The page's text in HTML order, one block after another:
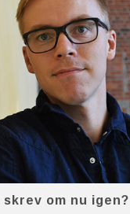
om nu igen?